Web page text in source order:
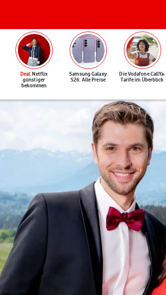
Deal: Netflix
günstiger
bekommen
Samsung Galaxy
S26: Alle Preise
Die Vodafone CallYa-
Tarife im Überblick